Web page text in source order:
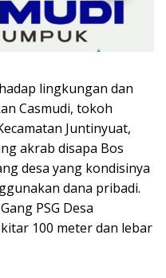
lingkungan dan
Casmudi, tokoh
Juntinyuat,
akrab disapa Bos
desa yang kondisinya
dana pribadi.
PSG Desa
100 meter dan lebar